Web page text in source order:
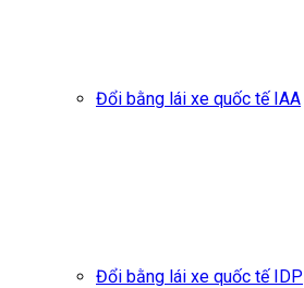
Đổi bằng lái xe quốc tế IAA
Đổi bằng lái xe quốc tế IDP